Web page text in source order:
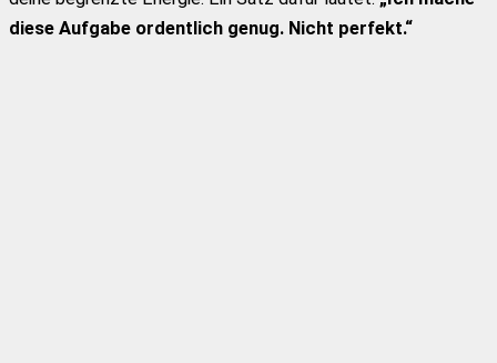
diese Aufgabe ordentlich genug. Nicht perfekt.“